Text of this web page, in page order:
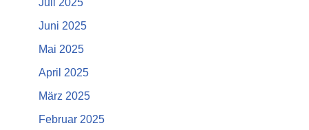
Juli 2025
Juni 2025
Mai 2025
April 2025
März 2025
Februar 2025